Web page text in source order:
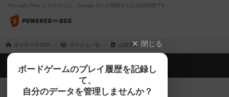
※Google Play とそのロゴは、Google Inc.の商標または登録商標です。
ボドゲーマTOP ボドとも一覧 山田洋介 閉じる
ボードゲームのプレイ履歴を記録し
て、
自分のデータを管理しませんか？
ボドゲーマTOP
ボードゲームを検索する